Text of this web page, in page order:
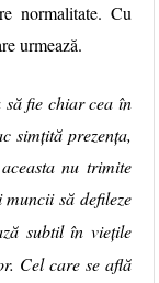
normalitate. Cu
urmează.
fie chiar cea în
simțită prezența,
nu trimite
să defileze
subtil în viețile
Cel care se află